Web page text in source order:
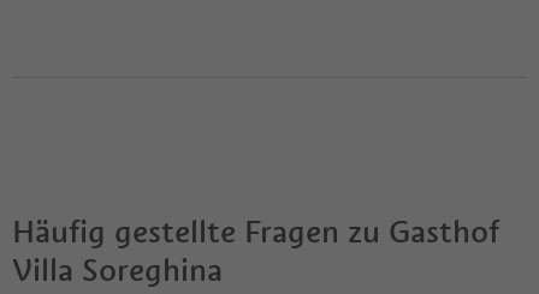
Häufig gestellte Fragen zu Gasthof
Villa Soreghina